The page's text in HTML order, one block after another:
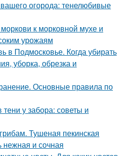
огорода: тенелюбивые
к морковной мухе и
урожаям
в Подмосковье. Когда убирать
уборка, обрезка и
Основные правила по
у забора: советы и
Тушеная пекинская
нежная и сочная